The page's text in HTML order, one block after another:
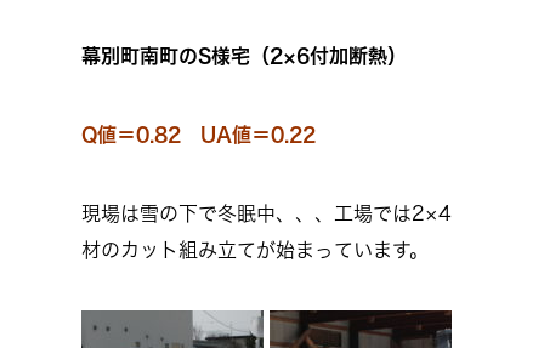
幕別町南町のS様宅（2×6付加断熱）
Q値＝0.82 UA値＝0.22
現場は雪の下で冬眠中、、、工場では2×4
材のカット組み立てが始まっています。